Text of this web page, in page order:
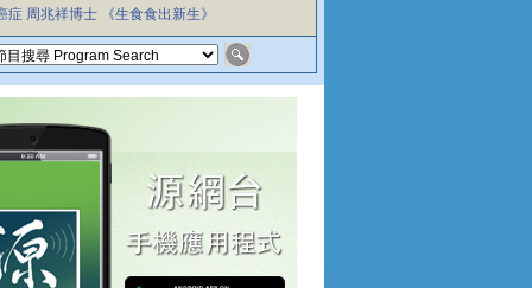
症 周兆祥博士 《生食食出新生》